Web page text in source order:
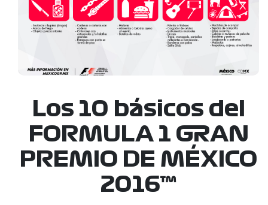
Los 10 básicos del
FORMULA 1 GRAN
PREMIO DE MÉXICO
2016™